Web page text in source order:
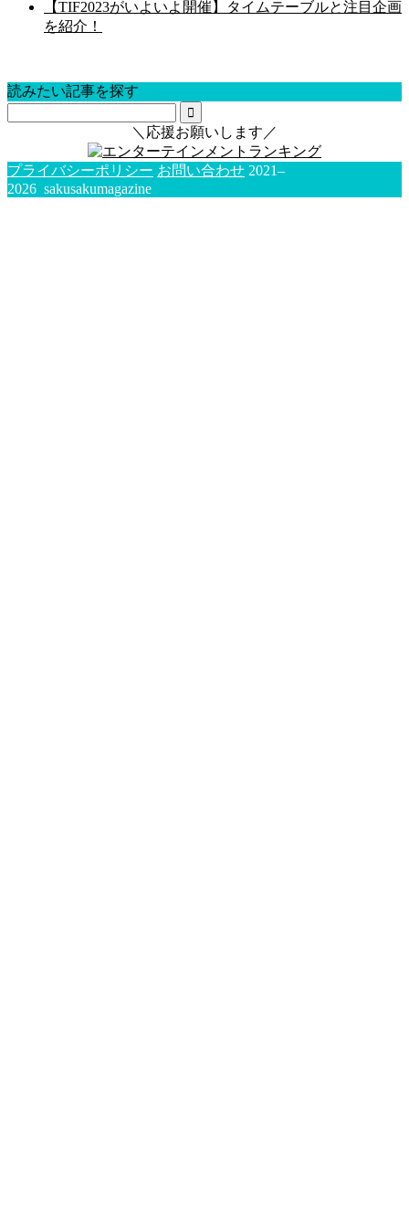
【TIF2023がいよいよ開催】タイムテーブルと注目企画
を紹介！
読みたい記事を探す
＼応援お願いします／
プライバシーポリシー お問い合わせ 2021–
2026 sakusakumagazine